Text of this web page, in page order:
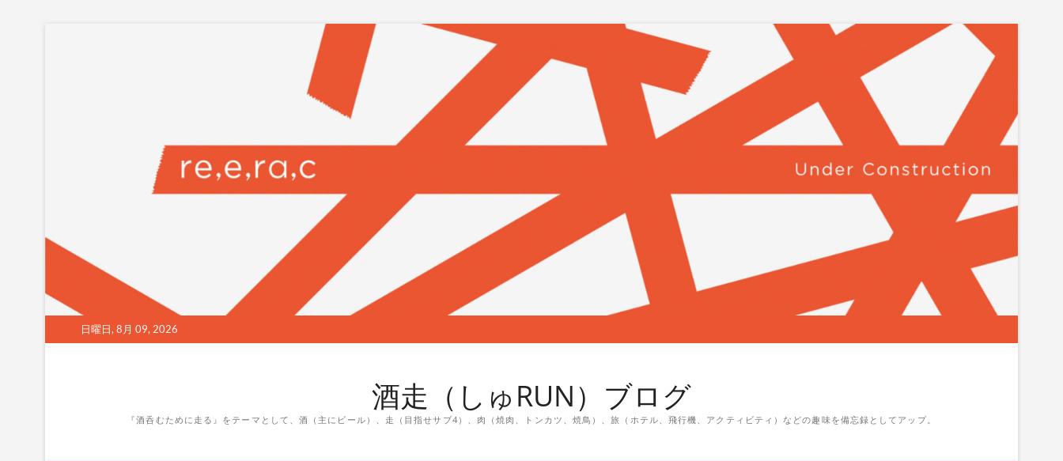
日曜日, 8月 09, 2026
酒走（しゅRUN）ブログ
『酒呑むために走る』をテーマとして、酒（主にビール）、走（目指せサブ4）、肉（焼肉、トンカツ、焼鳥）、旅（ホテル、飛行機、アクティビティ）などの趣味を備忘録としてアップ。